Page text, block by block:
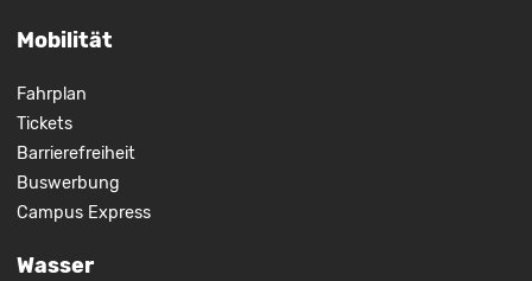
Mobilität
Fahrplan
Tickets
Barrierefreiheit
Buswerbung
Campus Express
Wasser